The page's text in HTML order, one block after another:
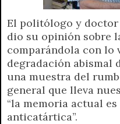
El politólogo y doctor
dio su opinión sobre
comparándola con lo
degradación abismal
una muestra del
general que lleva
“la memoria actual
anticatártica”.